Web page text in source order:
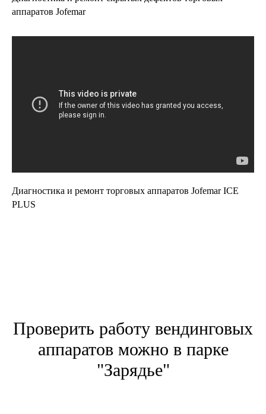
аппаратов Jofemar
Диагностика и ремонт торговых аппаратов Jofemar ICE
PLUS
Проверить работу вендинговых
аппаратов можно в парке
"Зарядье"